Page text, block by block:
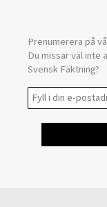
Prenumerera på
Du missar väl inte
Svensk Fäktning?